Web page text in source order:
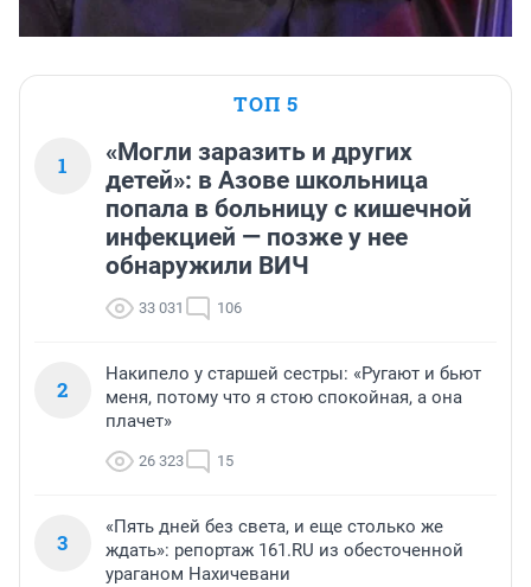
ТОП 5
1
«Могли заразить и других
детей»: в Азове школьница
попала в больницу с кишечной
инфекцией — позже у нее
обнаружили ВИЧ
33 031 106
2
Накипело у старшей сестры: «Ругают и бьют
меня, потому что я стою спокойная, а она
плачет»
26 323 15
3
«Пять дней без света, и еще столько же
ждать»: репортаж 161.RU из обесточенной
ураганом Нахичевани